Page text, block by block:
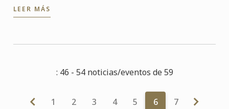
Culler ...
LEER MÁS
: 46 - 54 noticias/eventos de 59
1 2 3 4 5 6 7